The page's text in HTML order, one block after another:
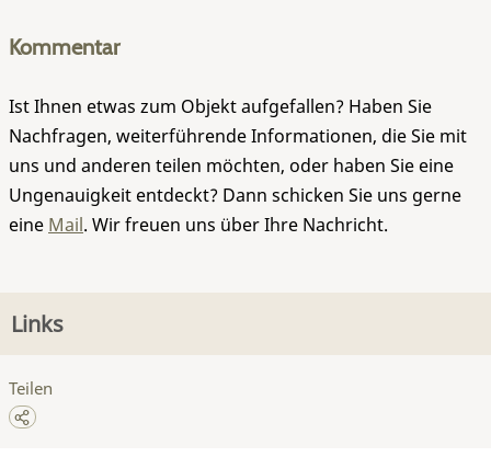
Kommentar
Ist Ihnen etwas zum Objekt aufgefallen? Haben Sie
Nachfragen, weiterführende Informationen, die Sie mit
uns und anderen teilen möchten, oder haben Sie eine
Ungenauigkeit entdeckt? Dann schicken Sie uns gerne
eine Mail. Wir freuen uns über Ihre Nachricht.
Links
Teilen